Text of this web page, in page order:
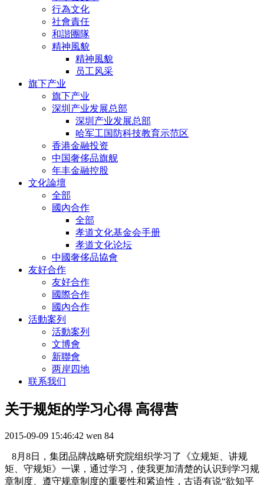
行為文化
社會責任
和諧團隊
精神風貌
精神風貌
员工风采
旗下产业
旗下产业
深圳产业发展总部
深圳产业发展总部
哈军工国防科技教育示范区
香港金融投资
中国奢侈品旗舰
年丰金融控股
文化論壇
全部
國內合作
全部
孝道文化基金会手册
孝道文化论坛
中國奢侈品協會
友好合作
友好合作
國際合作
國內合作
活動案列
活動案列
文博會
新聯會
两岸四地
联系我们
关于规矩的学习心得 高得营
2015-09-09 15:46:42 wen 84
8月 8日，集团品牌战略研究院组织学习了《立规矩、讲规
矩、守规矩》一课，通过学习，使我更加清楚的认识到学习规
章制度、遵守规章制度的重要性和紧迫性，古语有说“欲知平